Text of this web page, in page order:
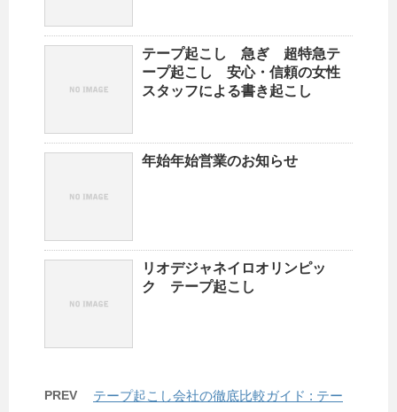
テープ起こし 急ぎ 超特急テ
ープ起こし 安心・信頼の女性
スタッフによる書き起こし
年始年始営業のお知らせ
リオデジャネイロオリンピッ
ク テープ起こし
PREV
テープ起こし会社の徹底比較ガイド : テー